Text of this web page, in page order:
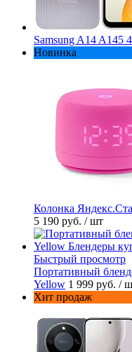
Samsung A14 A145
Новинка
Колонка
5 190 руб. / шт
Быстрый просмотр
Портативный
Yellow 1 999 руб. /
Хит продаж